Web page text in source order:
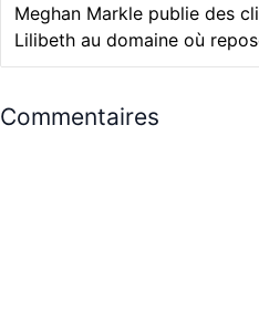
Meghan Markle publie des
Lilibeth au domaine où
Commentaires